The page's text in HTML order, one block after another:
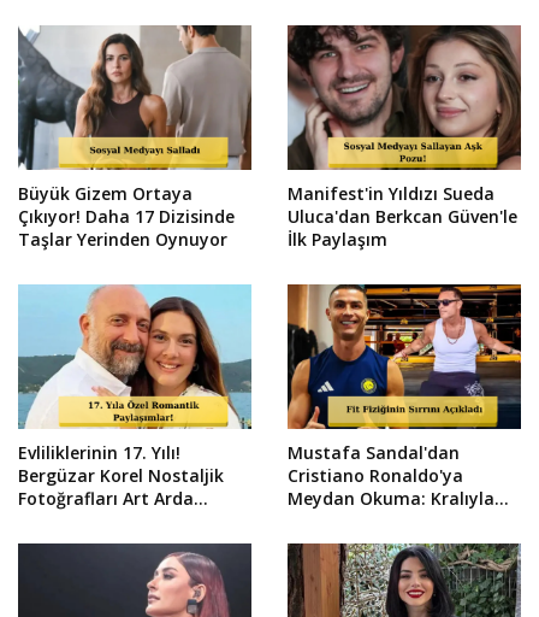
Büyük Gizem Ortaya
Çıkıyor! Daha 17 Dizisinde
Taşlar Yerinden Oynuyor
Manifest'in Yıldızı Sueda
Uluca'dan Berkcan Güven'le
İlk Paylaşım
Evliliklerinin 17. Yılı!
Bergüzar Korel Nostaljik
Fotoğrafları Art Arda
Mustafa Sandal'dan
Cristiano Ronaldo'ya
Meydan Okuma: Kralıyla